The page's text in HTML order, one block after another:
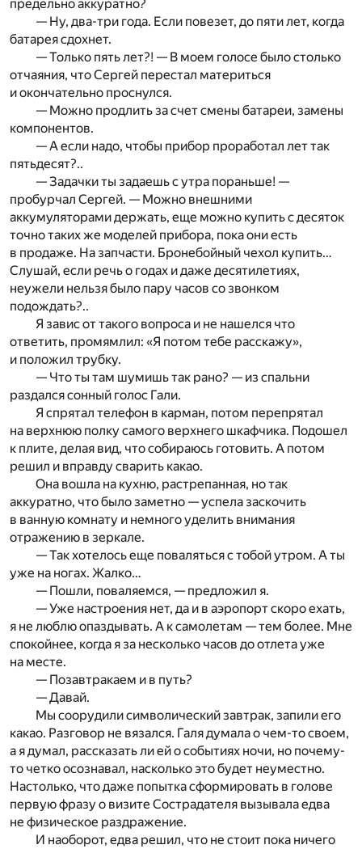
предельно аккуратно?
— Ну, два-три года. Если повезет, до пяти лет, когда
батарея сдохнет.
— Только пять лет?! — В моем голосе было столько
отчаяния, что Сергей перестал материться
и окончательно проснулся.
— Можно продлить за счет смены батареи, замены
компонентов.
— А если надо, чтобы прибор проработал лет так
пятьдесят?..
— Задачки ты задаешь с утра пораньше! —
пробурчал Сергей. — Можно внешними
аккумуляторами держать, еще можно купить с десяток
точно таких же моделей прибора, пока они есть
в продаже. На запчасти. Бронебойный чехол купить…
Слушай, если речь о годах и даже десятилетиях,
неужели нельзя было пару часов со звонком
подождать?..
Я завис от такого вопроса и не нашелся что
ответить, промямлил: «Я потом тебе расскажу»,
и положил трубку.
— Что ты там шумишь так рано? — из спальни
раздался сонный голос Гали.
Я спрятал телефон в карман, потом перепрятал
на верхнюю полку самого верхнего шкафчика. Подошел
к плите, делая вид, что собираюсь готовить. А потом
решил и вправду сварить какао.
Она вошла на кухню, растрепанная, но так
аккуратно, что было заметно — успела заскочить
в ванную комнату и немного уделить внимания
отражению в зеркале.
— Так хотелось еще поваляться с тобой утром. А ты
уже на ногах. Жалко…
— Пошли, поваляемся, — предложил я.
— Уже настроения нет, да и в аэропорт скоро ехать,
я не люблю опаздывать. А к самолетам — тем более. Мне
спокойнее, когда я за несколько часов до отлета уже
на месте.
— Позавтракаем и в путь?
— Давай.
Мы соорудили символический завтрак, запили его
какао. Разговор не вязался. Галя думала о чем-то своем,
а я думал, рассказать ли ей о событиях ночи, но почему-
то четко осознавал, насколько это будет неуместно.
Настолько, что даже попытка сформировать в голове
первую фразу о визите Сострадателя вызывала едва
не физическое раздражение.
И наоборот, едва решил, что не стоит пока ничего